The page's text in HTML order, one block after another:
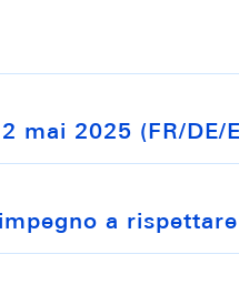
mai 2025 (FR/DE/
a rispettare